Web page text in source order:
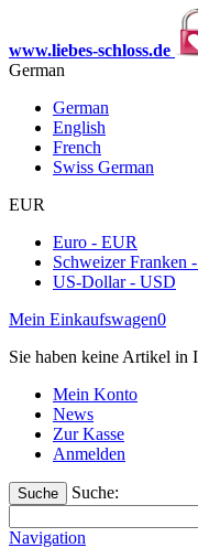
www.liebes-schloss.de
German
German
English
French
Swiss German
EUR
Euro - EUR
Schweizer Franken
US-Dollar - USD
Mein Einkaufswagen0
Sie haben keine Artikel in
Mein Konto
News
Zur Kasse
Anmelden
Suche Suche:
Navigation